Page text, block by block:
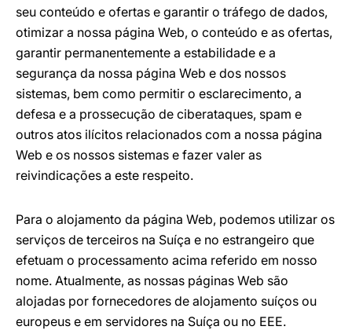
seu conteúdo e ofertas e garantir o tráfego de dados,
otimizar a nossa página Web, o conteúdo e as ofertas,
garantir permanentemente a estabilidade e a
segurança da nossa página Web e dos nossos
sistemas, bem como permitir o esclarecimento, a
defesa e a prossecução de ciberataques, spam e
outros atos ilícitos relacionados com a nossa página
Web e os nossos sistemas e fazer valer as
reivindicações a este respeito.
Para o alojamento da página Web, podemos utilizar os
serviços de terceiros na Suíça e no estrangeiro que
efetuam o processamento acima referido em nosso
nome. Atualmente, as nossas páginas Web são
alojadas por fornecedores de alojamento suíços ou
europeus e em servidores na Suíça ou no EEE.